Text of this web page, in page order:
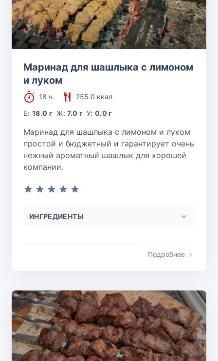
Маринад для шашлыка с лимоном
и луком
18 ч.
255.0 ккал
Б:18.0 г Ж:7.0 г У:0.0 г
Маринад для шашлыка с лимоном и луком
простой и бюджетный и гарантирует очень
нежный ароматный шашлык для хорошей
компании.
ИНГРЕДИЕНТЫ
Подробнее